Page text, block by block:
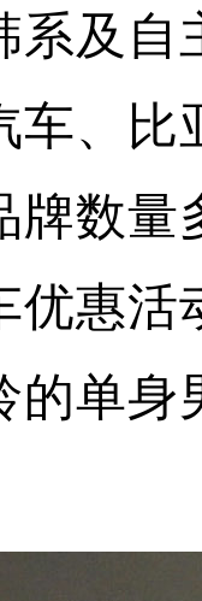
系及
车、比
牌数量
优惠
的单身